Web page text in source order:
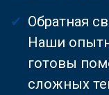
Обратная
Наши
готовы
сложных